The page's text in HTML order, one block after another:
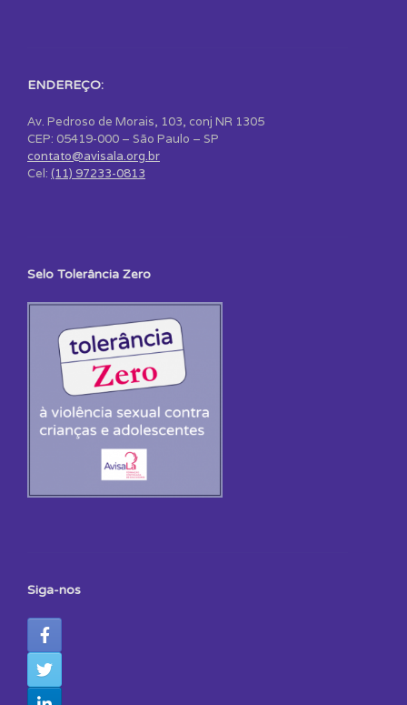
ENDEREÇO:
Av. Pedroso de Morais, 103, conj NR 1305
CEP: 05419-000 – São Paulo – SP
contato@avisala.org.br
Cel: (11) 97233-0813
Selo Tolerância Zero
Siga-nos